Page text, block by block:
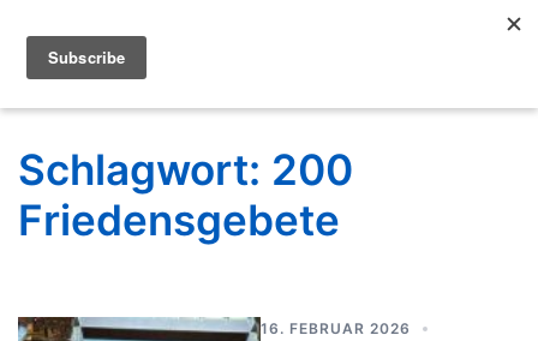
Schlagwort: 200
Friedensgebete
16. FEBRUAR 2026